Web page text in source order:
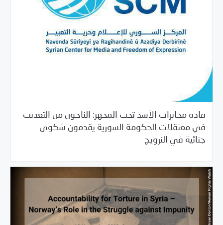
قادة مخابرات الأسد تحت المجهر: الناجون من التعذيب
في معتقلات الحكومة السورية يقدمون شكوى
جنائية في النرويج
11/12/2019 بيانات المركز/خبر بارز